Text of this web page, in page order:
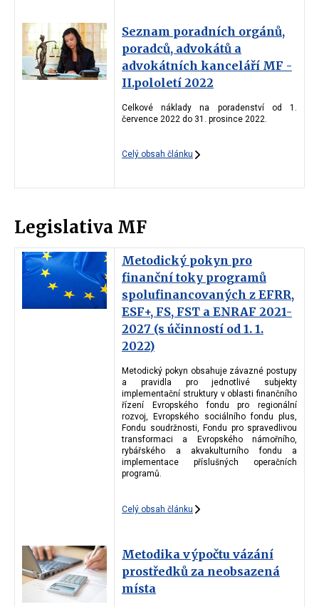
Seznam poradních orgánů,
poradců, advokátů a
advokátních kanceláří MF -
II.pololetí 2022
Celkové náklady na poradenství od 1.
července 2022 do 31. prosince 2022.
Celý obsah článku
Legislativa MF
Metodický pokyn pro
finanční toky programů
spolufinancovaných z EFRR,
ESF+, FS, FST a ENRAF 2021-
2027 (s účinností od 1. 1.
2022)
Metodický pokyn obsahuje závazné postupy
a pravidla pro jednotlivé subjekty
implementační struktury v oblasti finančního
řízení Evropského fondu pro regionální
rozvoj, Evropského sociálního fondu plus,
Fondu soudržnosti, Fondu pro spravedlivou
transformaci a Evropského námořního,
rybářského a akvakulturního fondu a
implementace příslušných operačních
programů.
Celý obsah článku
Metodika výpočtu vázání
prostředků za neobsazená
místa